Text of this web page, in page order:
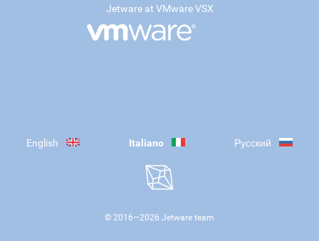
Jetware at VMware VSX
English Italiano Русский
© 2016—2026 Jetware team